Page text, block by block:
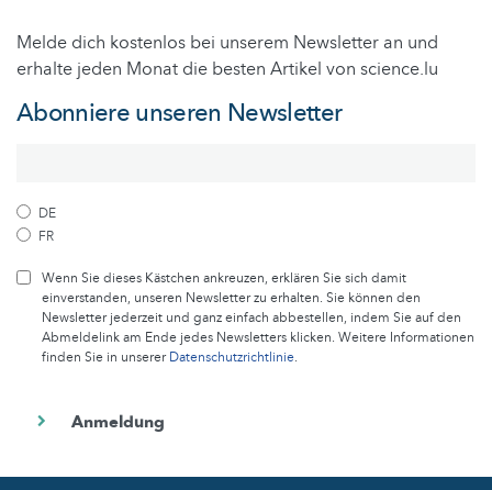
Melde dich kostenlos bei unserem Newsletter an und
erhalte jeden Monat die besten Artikel von science.lu
Abonniere unseren Newsletter
DE
FR
Wenn Sie dieses Kästchen ankreuzen, erklären Sie sich damit
einverstanden, unseren Newsletter zu erhalten. Sie können den
Newsletter jederzeit und ganz einfach abbestellen, indem Sie auf den
Abmeldelink am Ende jedes Newsletters klicken. Weitere Informationen
finden Sie in unsererDatenschutzrichtlinie.